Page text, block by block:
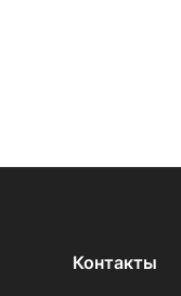
Контакты